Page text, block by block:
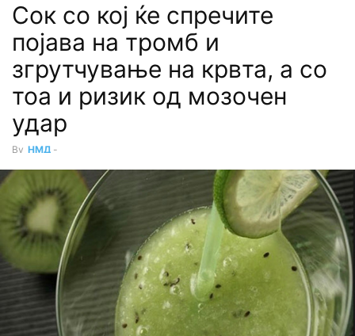
Сок со кој ќе спречите
појава на тромб и
згрутчување на крвта, а со
тоа и ризик од мозочен
удар
By НМД -